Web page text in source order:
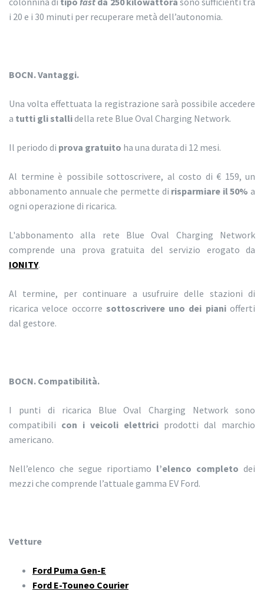
i 20 e i 30 minuti per recuperare metà dell’autonomia.
BOCN. Vantaggi.
Una volta effettuata la registrazione sarà possibile accedere
a tutti gli stallidella rete Blue Oval Charging Network.
Il periodo di prova gratuito ha una durata di 12 mesi.
Al termine è possibile sottoscrivere, al costo di € 159, un
abbonamento annuale che permette di risparmiare il 50% a
ogni operazione di ricarica.
L'abbonamento alla rete Blue Oval Charging Network
comprende una prova gratuita del servizio erogato da
IONITY.
Al termine, per continuare a usufruire delle stazioni di
ricarica veloce occorre sottoscrivere uno dei pianiofferti
dal gestore.
BOCN. Compatibilità.
I punti di ricarica Blue Oval Charging Network sono
compatibili con i veicoli elettrici prodotti dal marchio
americano.
Nell’elenco che segue riportiamo l’elenco completo dei
mezzi che comprende l’attuale gamma EV Ford.
Vetture
Ford Puma Gen-E
Ford E-Touneo Courier